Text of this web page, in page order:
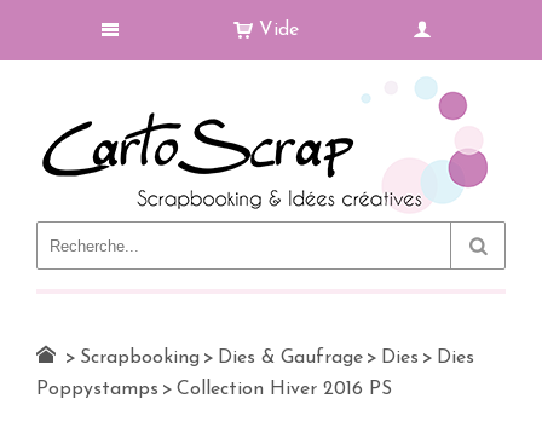
Vide
> Scrapbooking > Dies & Gaufrage > Dies > Dies
Poppystamps > Collection Hiver 2016 PS